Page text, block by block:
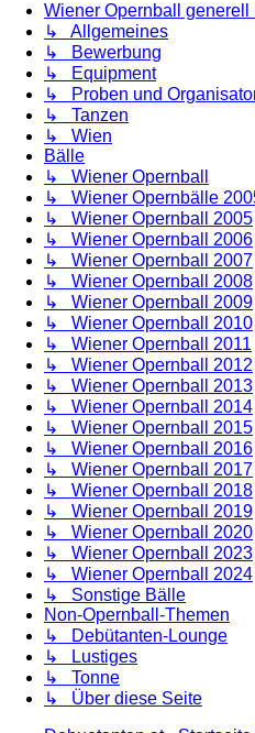
Wiener Opernball generell
↳ Allgemeines
↳ Bewerbung
↳ Equipment
↳ Proben und
↳ Tanzen
↳ Wien
Bälle
↳ Wiener Opernball
↳ Wiener Opernbälle
↳ Wiener Opernball 2005
↳ Wiener Opernball 2006
↳ Wiener Opernball 2007
↳ Wiener Opernball 2008
↳ Wiener Opernball 2009
↳ Wiener Opernball 2010
↳ Wiener Opernball 2011
↳ Wiener Opernball 2012
↳ Wiener Opernball 2013
↳ Wiener Opernball 2014
↳ Wiener Opernball 2015
↳ Wiener Opernball 2016
↳ Wiener Opernball 2017
↳ Wiener Opernball 2018
↳ Wiener Opernball 2019
↳ Wiener Opernball 2020
↳ Wiener Opernball 2023
↳ Wiener Opernball 2024
↳ Sonstige Bälle
Non-Opernball-Themen
↳ Debütanten-Lounge
↳ Lustiges
↳ Tonne
↳ Über diese Seite